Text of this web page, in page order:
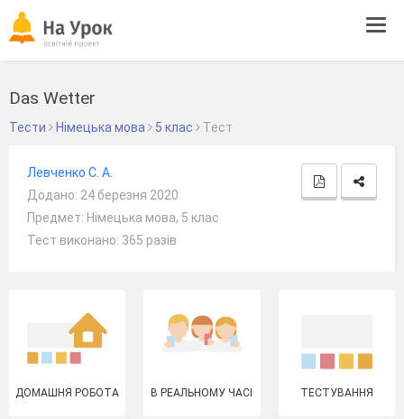
Das Wetter
Тести Німецька мова 5 клас Тест
Левченко С. А.
Додано: 24 березня 2020
Предмет: Німецька мова, 5 клас
Тест виконано: 365 разів
ДОМАШНЯ РОБОТА В РЕАЛЬНОМУ ЧАСІ ТЕСТУВАННЯ